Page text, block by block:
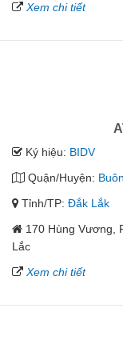
Xem chi tiết
Ký hiệu: BIDV
Quận/Huyện:
Tỉnh/TP: Đắk Lắk
170 Hùng Vương,
Lắc
Xem chi tiết